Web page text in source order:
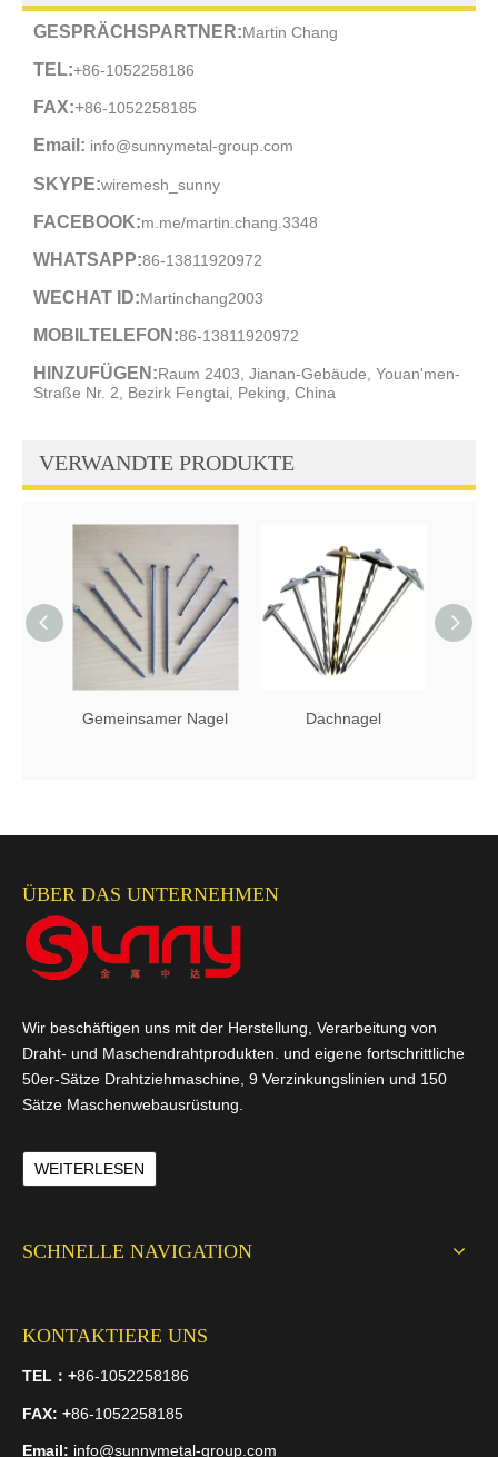
GESPRÄCHSPARTNER:Martin Chang
TEL:+86-1052258186
FAX:+86-1052258185
Email: info@sunnymetal-group.com
SKYPE:wiremesh_sunny
FACEBOOK:m.me/martin.chang.3348
WHATSAPP:86-13811920972
WECHAT ID:Martinchang2003
MOBILTELEFON:86-13811920972
HINZUFÜGEN:Raum 2403, Jianan-Gebäude, Youan'men-
Straße Nr. 2, Bezirk Fengtai, Peking, China
VERWANDTE PRODUKTE
Gemeinsamer Nagel Dachnagel
ÜBER DAS UNTERNEHMEN
Wir beschäftigen uns mit der Herstellung, Verarbeitung von
Draht- und Maschendrahtprodukten. und eigene fortschrittliche
50er-Sätze Drahtziehmaschine, 9 Verzinkungslinien und 150
Sätze Maschenwebausrüstung.
WEITERLESEN
SCHNELLE NAVIGATION
KONTAKTIERE UNS
TEL： +86-1052258186
FAX: +86-1052258185
Email: info@sunnymetal-group.com